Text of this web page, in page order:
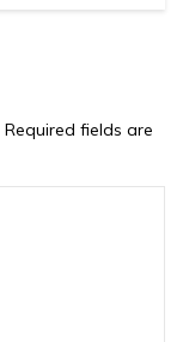
Required fields are